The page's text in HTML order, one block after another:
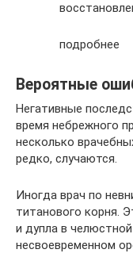
подробнее
Вероятные
Негативные
время небрежного
несколько
редко, случаются.
Иногда врач по
титанового корня.
и дупла в
несвоевременном